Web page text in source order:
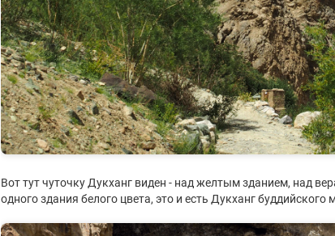
Вот тут чуточку Дукханг виден - над желтым зданием, над
одного здания белого цвета, это и есть Дукханг